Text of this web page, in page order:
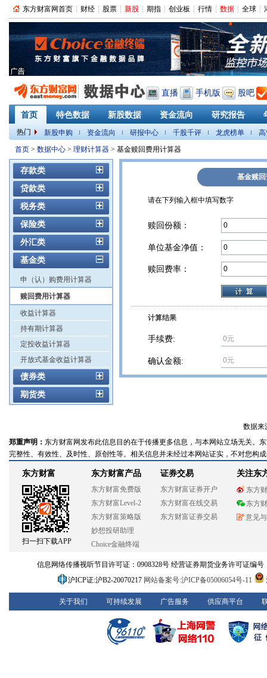
东方财富网首页 财经 股票 新股 期指 创业板 行情 数据 全球
直播 手机版 股吧
首页 特色数据 新股数据 资金流向 研究报告
热门 新股申购 资金流向 研报中心 千股千评 龙虎榜单
PMI
首页 > 数据中心 > 理财计算器 > 基金赎回费用计算器
存款类
贷款类
税务类
保险类
外汇类
基金类
申（认）购费用计算器
赎回费用计算器
收益计算器
持有期计算器
定投收益计算器
开放式基金收益计算器
债券类
期货类
基金赎
请在下列输入框中填写数字
赎回份额：
单位基金净值：
赎回费率：
计算结果
手续费:
确认金额:
数据来
郑重声明： 东方财富网发布此信息目的在于传播更多信息，与本网站立场无关。
完整性、有效性、及时性、原创性等。相关信息并未经过本网站证实，不对您构